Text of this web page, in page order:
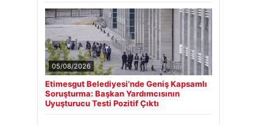
05/08/2026
Etimesgut Belediyesi’nde Geniş Kapsamlı
Soruşturma: Başkan Yardımcısının
Uyuşturucu Testi Pozitif Çıktı